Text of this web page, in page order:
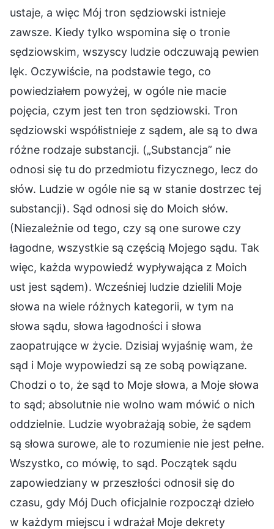
ustaje, a więc Mój tron sędziowski istnieje
zawsze. Kiedy tylko wspomina się o tronie
sędziowskim, wszyscy ludzie odczuwają pewien
lęk. Oczywiście, na podstawie tego, co
powiedziałem powyżej, w ogóle nie macie
pojęcia, czym jest ten tron sędziowski. Tron
sędziowski współistnieje z sądem, ale są to dwa
różne rodzaje substancji. („Substancja” nie
odnosi się tu do przedmiotu fizycznego, lecz do
słów. Ludzie w ogóle nie są w stanie dostrzec tej
substancji). Sąd odnosi się do Moich słów.
(Niezależnie od tego, czy są one surowe czy
łagodne, wszystkie są częścią Mojego sądu. Tak
więc, każda wypowiedź wypływająca z Moich
ust jest sądem). Wcześniej ludzie dzielili Moje
słowa na wiele różnych kategorii, w tym na
słowa sądu, słowa łagodności i słowa
zaopatrujące w życie. Dzisiaj wyjaśnię wam, że
sąd i Moje wypowiedzi są ze sobą powiązane.
Chodzi o to, że sąd to Moje słowa, a Moje słowa
to sąd; absolutnie nie wolno wam mówić o nich
oddzielnie. Ludzie wyobrażają sobie, że sądem
są słowa surowe, ale to rozumienie nie jest pełne.
Wszystko, co mówię, to sąd. Początek sądu
zapowiedziany w przeszłości odnosił się do
czasu, gdy Mój Duch oficjalnie rozpoczął dzieło
w każdym miejscu i wdrażał Moje dekrety